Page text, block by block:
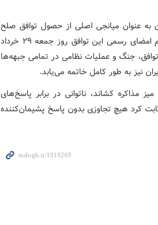
۱۴۰۵ (۱۵ ژوئن ۲۰۲۶)، پاکستان به عنوان میانجی اصلی از حصول توافق صلح
میان ایران و آمریکا خبر داد و اعلام شد که مراسم امضای رسمی این توافق روز جمعه ۲۹ خرداد
توافق، جنگ و عملیات نظامی در تمامی جبهه‌ها
نیز به طور کامل خاتمه می‌یابد.
مذاکره کشاند، ناتوانی در برابر پاسخ‌های
کرد هیچ تجاوزی بدون پاسخ پشیمان‌کننده